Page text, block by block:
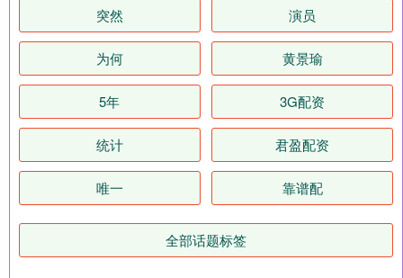
突然 演员
为何 黄景瑜
5年 3G配资
统计 君盈配资
唯一 靠谱配
全部话题标签